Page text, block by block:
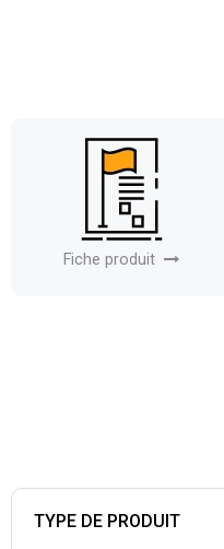
Fiche produit
TYPE DE PRODUIT